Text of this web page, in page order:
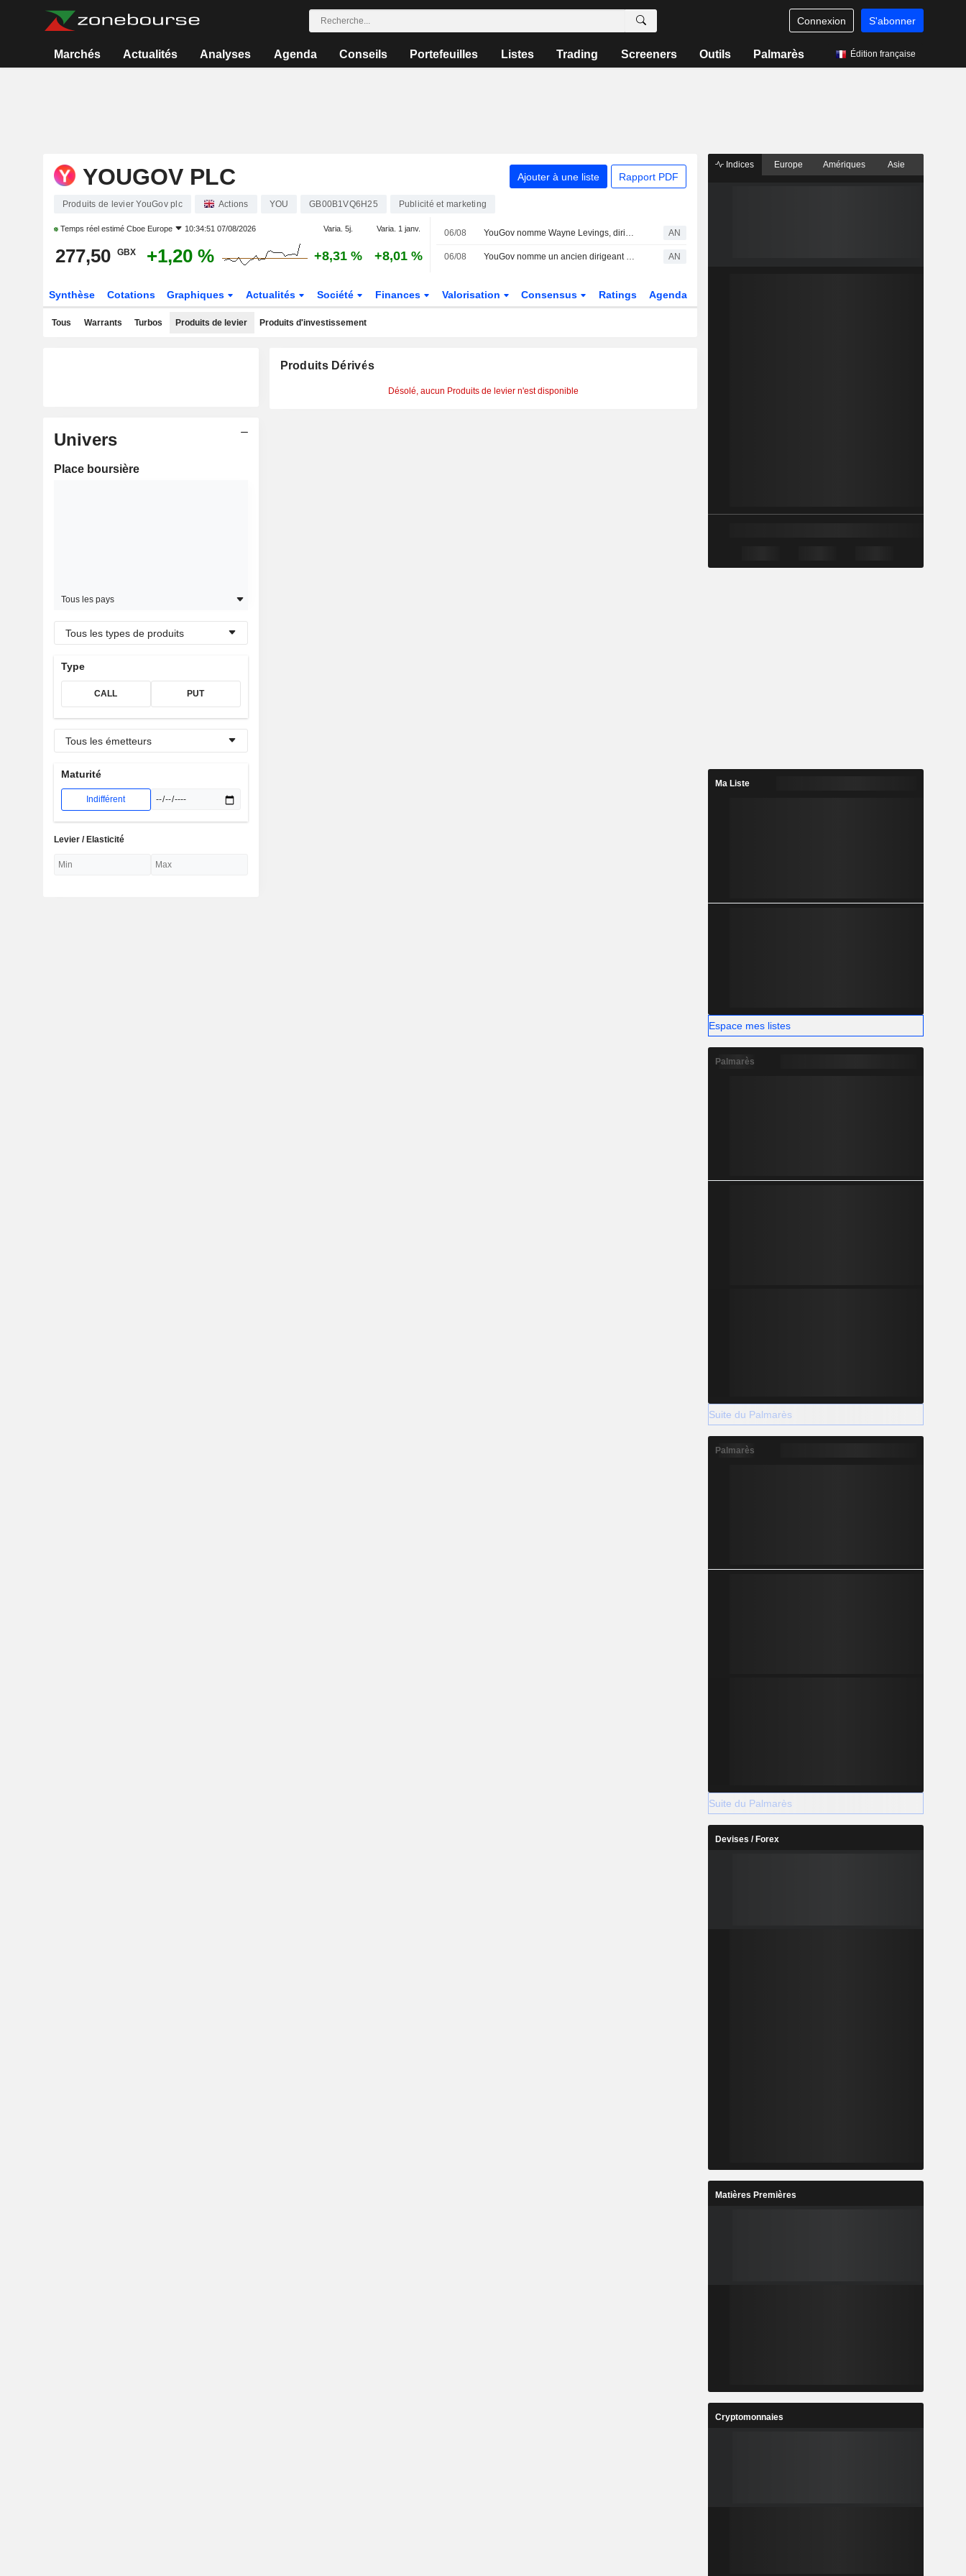
Connexion S'abonner
Marchés Actualités Analyses Agenda Conseils Portefeuilles Listes Trading Screeners Outils Palmarès Édition française
YOUGOV PLC Ajouter à une liste Rapport PDF
Produits de levier YouGov plc Actions YOU GB00B1VQ6H25 Publicité et marketing
Temps réel estimé Cboe Europe 10:34:51 07/08/2026 Varia. 5j. Varia. 1 janv.
277,50 GBX +1,20 % +8,31 % +8,01 %
06/08 YouGov nomme Wayne Levings, dirigeant chez Kantar, au poste de nouveau PDG AN
06/08 YouGov nomme un ancien dirigeant de Kantar au poste de PDG et confirme ses projets de rachat d'actions AN
Synthèse Cotations Graphiques Actualités Société Finances Valorisation Consensus Ratings Agenda
Tous Warrants Turbos Produits de levier Produits d'investissement
Univers
Place boursière
Tous les pays
Tous les types de produits
Type
CALL PUT
Tous les émetteurs
Maturité
Indifférent
Levier / Elasticité
Produits Dérivés
Désolé, aucun Produits de levier n'est disponible
Indices Europe Amériques Asie
Ma Liste
Espace mes listes
Palmarès
Suite du Palmarès
Palmarès
Suite du Palmarès
Devises / Forex
Matières Premières
Cryptomonnaies